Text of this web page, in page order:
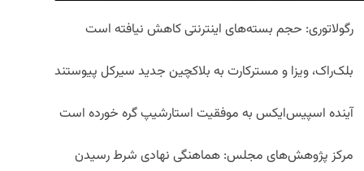
رگولاتوری: حجم بسته‌های اینترنتی کاهش نیافته است
بلک‌راک، ویزا و مسترکارت به بلاکچین جدید سیرکل پیوستند
آینده اسپیس‌ایکس به موفقیت استارشیپ گره خورده است
مرکز پژوهش‌های مجلس: هماهنگی نهادی شرط رسیدن